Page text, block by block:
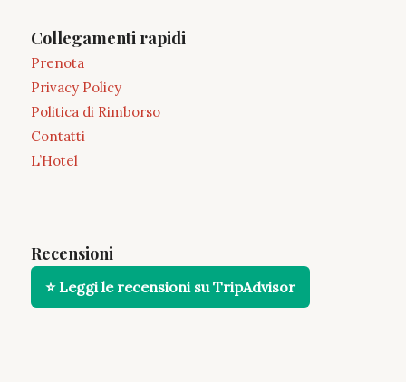
Collegamenti rapidi
Prenota
Privacy Policy
Politica di Rimborso
Contatti
L’Hotel
Recensioni
⭐ Leggi le recensioni su TripAdvisor